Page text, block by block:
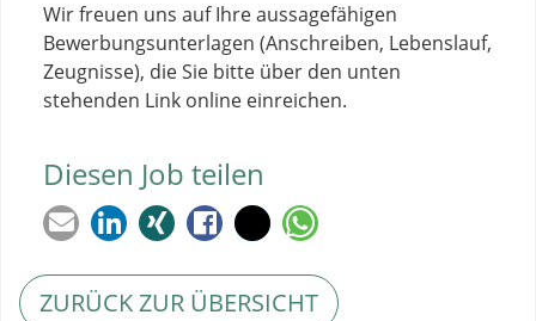
Wir freuen uns auf Ihre aussagefähigen
Bewerbungsunterlagen (Anschreiben, Lebenslauf,
Zeugnisse), die Sie bitte über den unten
stehenden Link online einreichen.
Diesen Job teilen
ZURÜCK ZUR ÜBERSICHT